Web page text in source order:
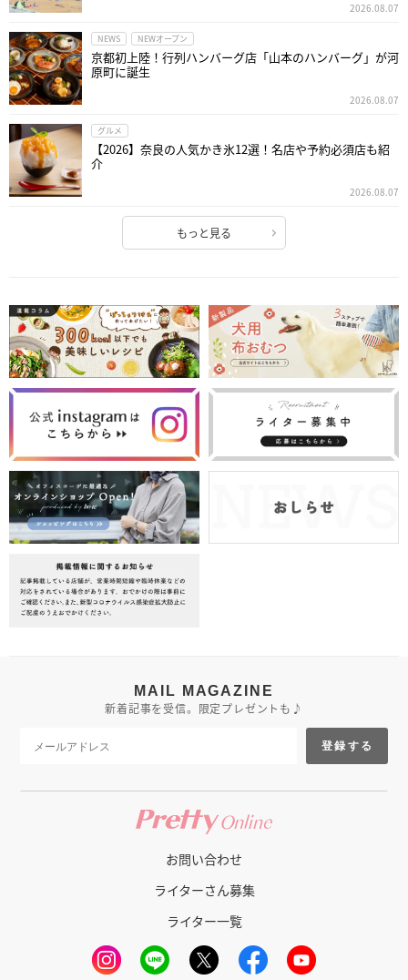
2026.08.07
NEWS NEWオープン
京都初上陸！行列ハンバーグ店「山本のハンバーグ」が河
原町に誕生
2026.08.07
グルメ
【2026】奈良の人気かき氷12選！名店や予約必須店も紹
介
2026.08.07
もっと見る
MAIL MAGAZINE
新着記事を受信。限定プレゼントも♪
登録する
お問い合わせ
ライターさん募集
ライター一覧